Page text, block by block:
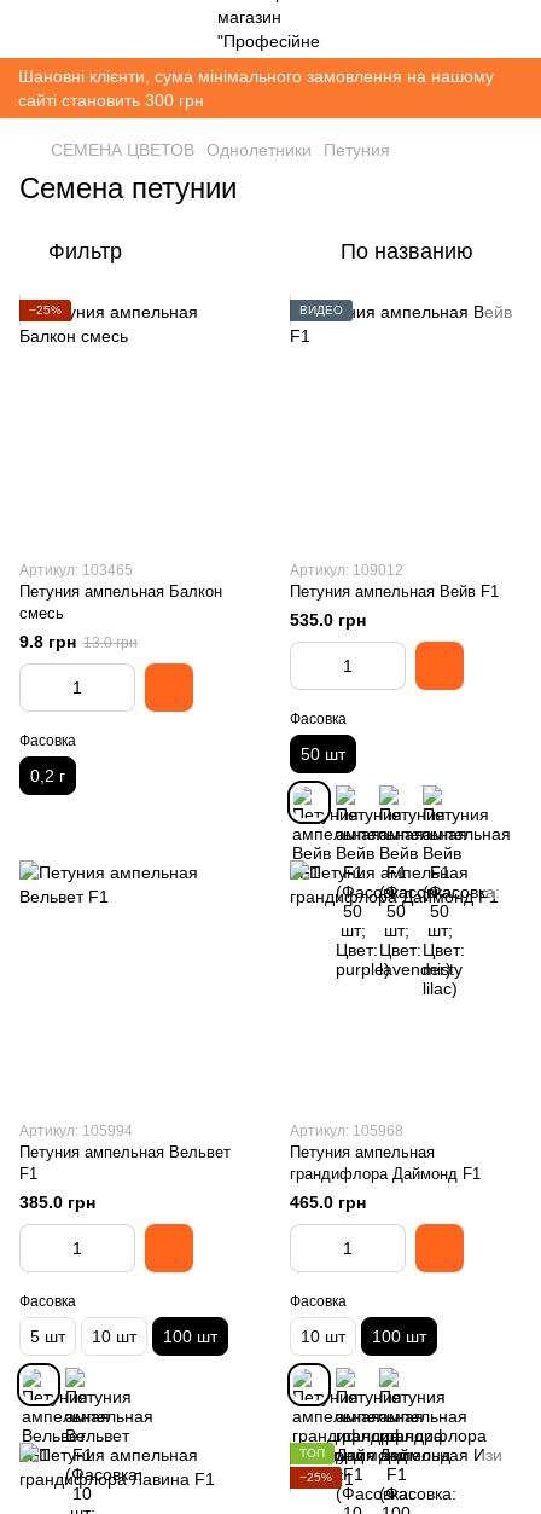
Шановні клієнти, сума мінімального замовлення на нашому
сайті становить 300 грн
СЕМЕНА ЦВЕТОВ Однолетники Петуния
Семена петунии
Фильтр По названию
−25%
Артикул: 103465
Петуния ампельная Балкон
смесь
9.8 грн 13.0 грн
Фасовка
0,2 г
ВИДЕО
Артикул: 109012
Петуния ампельная Вейв F1
535.0 грн
Фасовка
50 шт
Артикул: 105994
Петуния ампельная Вельвет
F1
385.0 грн
Фасовка
5 шт 10 шт 100 шт
Артикул: 105968
Петуния ампельная
грандифлора Даймонд F1
465.0 грн
Фасовка
10 шт 100 шт
ТОП
−25%